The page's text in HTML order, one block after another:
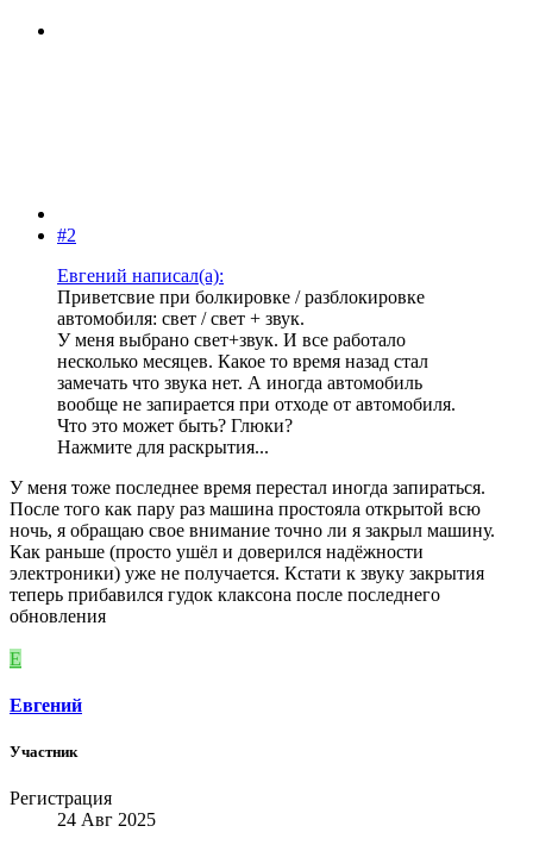
#2
Евгений написал(а):
Приветсвие при болкировке / разблокировке
автомобиля: свет / свет + звук.
У меня выбрано свет+звук. И все работало
несколько месяцев. Какое то время назад стал
замечать что звука нет. А иногда автомобиль
вообще не запирается при отходе от автомобиля.
Что это может быть? Глюки?
Нажмите для раскрытия...
У меня тоже последнее время перестал иногда запираться.
После того как пару раз машина простояла открытой всю
ночь, я обращаю свое внимание точно ли я закрыл машину.
Как раньше (просто ушёл и доверился надёжности
электроники) уже не получается. Кстати к звуку закрытия
теперь прибавился гудок клаксона после последнего
обновления
Е
Евгений
Участник
Регистрация
24 Авг 2025